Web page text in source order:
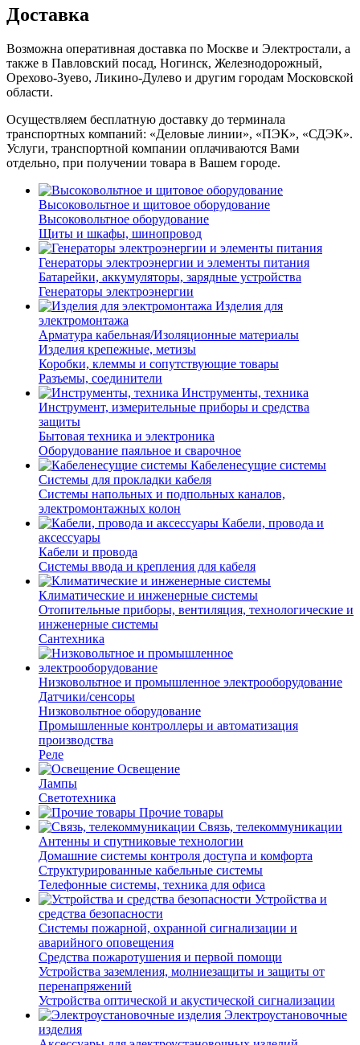
Доставка
Возможна оперативная доставка по Москве и Электростали, а
также в Павловский посад, Ногинск, Железнодорожный,
Орехово-Зуево, Ликино-Дулево и другим городам Московской
области.
Осуществляем бесплатную доставку до терминала
транспортных компаний: «Деловые линии», «ПЭК», «СДЭК».
Услуги, транспортной компании оплачиваются Вами
отдельно, при получении товара в Вашем городе.
Высоковольтное и щитовое оборудование
Высоковольтное оборудование
Щиты и шкафы, шинопровод
Генераторы электроэнергии и элементы питания
Батарейки, аккумуляторы, зарядные устройства
Генераторы электроэнергии
Изделия для
электромонтажа
Арматура кабельная/Изоляционные материалы
Изделия крепежные, метизы
Коробки, клеммы и сопутствующие товары
Разъемы, соединители
Инструменты, техника
Инструмент, измерительные приборы и средства
защиты
Бытовая техника и электроника
Оборудование паяльное и сварочное
Кабеленесущие системы
Системы для прокладки кабеля
Системы напольных и подпольных каналов,
электромонтажных колон
Кабели, провода и
аксессуары
Кабели и провода
Системы ввода и крепления для кабеля
Климатические и инженерные системы
Отопительные приборы, вентиляция, технологические и
инженерные системы
Сантехника
Низковольтное и промышленное электрооборудование
Датчики/сенсоры
Низковольтное оборудование
Промышленные контроллеры и автоматизация
производства
Реле
Освещение
Лампы
Светотехника
Прочие товары
Связь, телекоммуникации
Антенны и спутниковые технологии
Домашние системы контроля доступа и комфорта
Структурированные кабельные системы
Телефонные системы, техника для офиса
Устройства и
средства безопасности
Системы пожарной, охранной сигнализации и
аварийного оповещения
Средства пожаротушения и первой помощи
Устройства заземления, молниезащиты и защиты от
перенапряжений
Устройства оптической и акустической сигнализации
Электроустановочные
изделия